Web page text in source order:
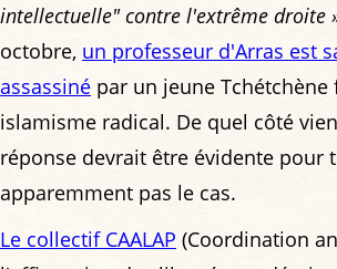
intellectuelle" contre l'extrême droite
octobre, un professeur d'Arras est
assassiné par un jeune Tchétchène
islamisme radical. De quel côté
réponse devrait être évidente pour
apparemment pas le cas.
Le collectif CAALAP (Coordination